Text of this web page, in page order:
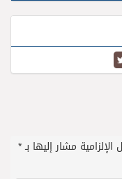
الإلزامية مشار إليها بـ*